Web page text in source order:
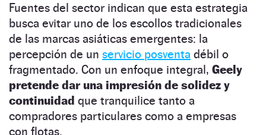
Fuentes del sector indican que esta estrategia
busca evitar uno de los escollos tradicionales
de las marcas asiáticas emergentes: la
percepción de un servicio posventa débil o
fragmentado. Con un enfoque integral, Geely
pretende dar una impresión de solidez y
continuidad que tranquilice tanto a
compradores particulares como a empresas
con flotas.